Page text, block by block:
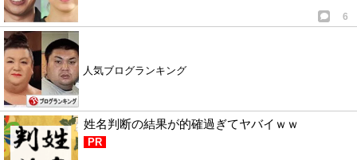
6
人気ブログランキング
姓名判断の結果が的確過ぎてヤバイｗｗ
PR